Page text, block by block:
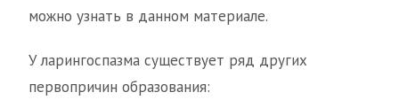
можно узнать в данном материале.
У ларингоспазма существует ряд других
первопричин образования: